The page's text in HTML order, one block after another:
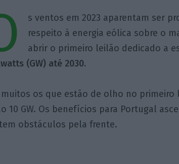
s ventos em 2023 aparentam ser
respeito à energia eólica sobre o
abrir o primeiro leilão dedicado a
(GW) até 2030.
muitos os que estão de olho no
10 GW. Os benefícios para Portugal
obstáculos pela frente.